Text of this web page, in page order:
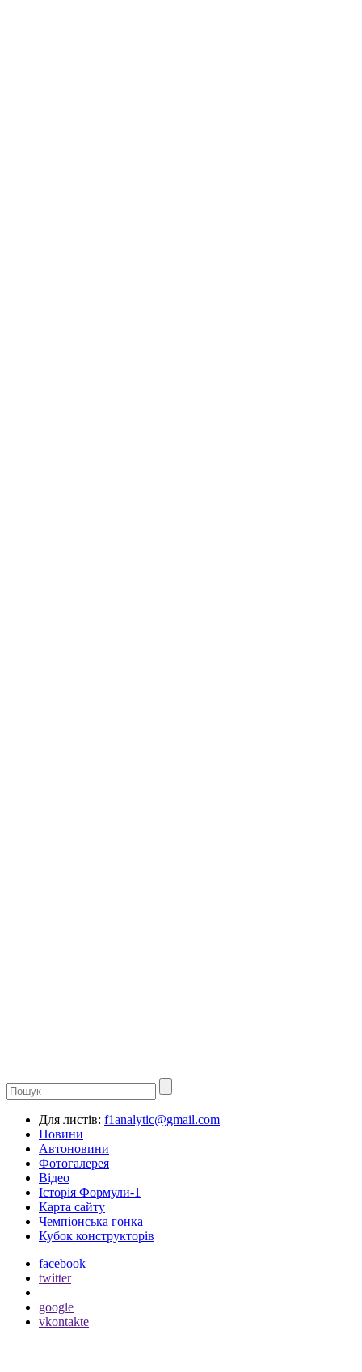
Для листів: f1analytic@gmail.com
Новини
Автоновини
Фотогалерея
Відео
Історія Формули-1
Карта сайту
Чемпіонська гонка
Кубок конструкторів
facebook
twitter
google
vkontakte